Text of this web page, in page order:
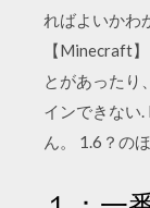
ればよいかわ
【Minecraft
とがあったり
インできない
ん。 1.6？の